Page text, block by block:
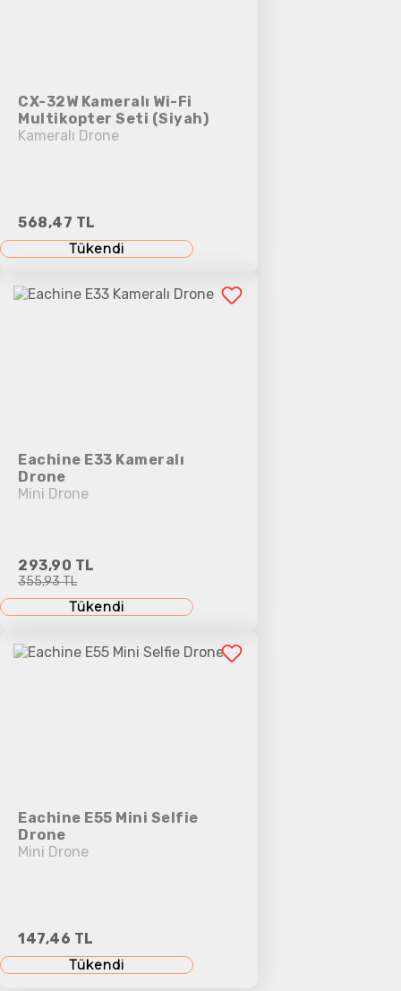
CX-32W Kameralı Wi-Fi
Multikopter Seti (Siyah)
Kameralı Drone
568,47 TL
Tükendi
Eachine E33 Kameralı
Drone
Mini Drone
293,90 TL
355,93 TL
Tükendi
Eachine E55 Mini Selfie
Drone
Mini Drone
147,46 TL
Tükendi